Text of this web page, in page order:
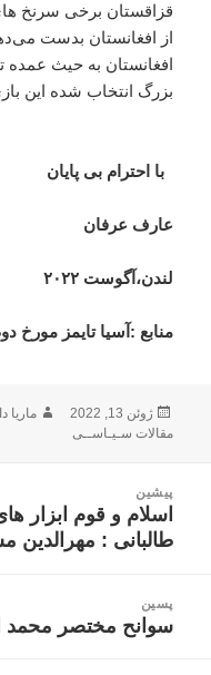
قزاقستان برخی سرنخ
از افغانستان بدست
افغانستان به حیث عمده
بزرگ انتخاب شده این
با احترام بی پایان
عارف عرفان
لندن،آگوست ۲۰۲۲
منابع :آسیا تایمز مورخ
ارسال
شده
ژوئن 13, 2022 ماریا
مقالات سـیـاســی
نوشتهپیشین
نوشته
قبلی:
اسلام و قوم ابزار
طالبانی : مهرالدین
پسین
نوشته
سوانح مختصر محمد